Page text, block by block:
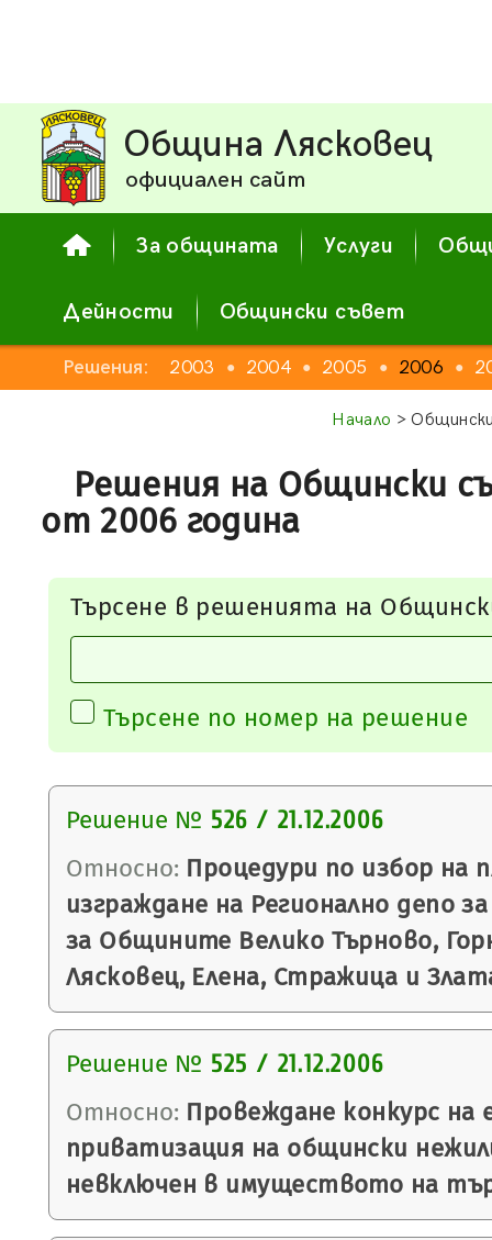
Община Лясковец
официален сайт
За общината Услуги
Дейности Общински съвет
Решения: 2003 ● 2004 ● 2005 ● 2006 ●
Начало >
Решения на Общински
от 2006 година
Търсене в решенията на
Търсене по номер на решение
Решение № 526 / 21.12.2006
Относно: Процедури по избор на
изграждане на Регионално депо
за Общините Велико Търново,
Лясковец, Елена, Стражица и
Решение № 525 / 21.12.2006
Относно: Провеждане конкурс на
приватизация на общински
невключен в имуществото на